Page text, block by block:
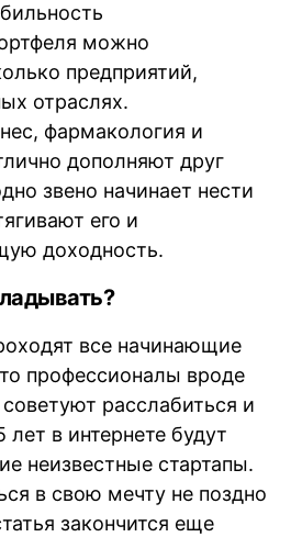
можно
предприятий,
отраслях.
фармакология и
дополняют друг
звено начинает нести
его и
доходность.
все начинающие
профессионалы вроде
расслабиться и
лет в интернете будут
неизвестные стартапы.
в свою мечту не поздно
закончится еще